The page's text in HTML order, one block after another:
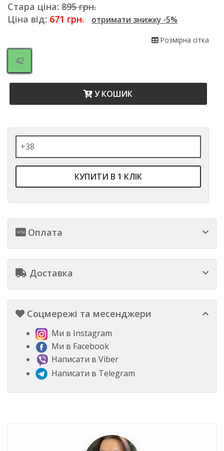
Стара ціна: 895 грн.
Ціна від: 671 грн. отримати знижку -5%
Розмірна сітка
42
У КОШИК
КУПИТИ В 1 КЛІК
Оплата
Доставка
Соцмережі та месенджери
Ми в Instagram
Ми в Facebook
Написати в Viber
Написати в Telegram